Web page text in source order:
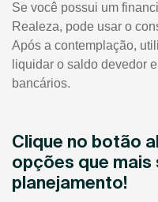
Se você possui um
Realeza, pode usar o
Após a contemplação,
liquidar o saldo devedor
bancários.
Clique no botão
opções que mais
planejamento!